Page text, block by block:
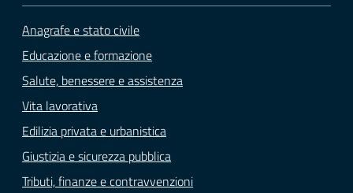
Anagrafe e stato civile
Educazione e formazione
Salute, benessere e assistenza
Vita lavorativa
Edilizia privata e urbanistica
Giustizia e sicurezza pubblica
Tributi, finanze e contravvenzioni